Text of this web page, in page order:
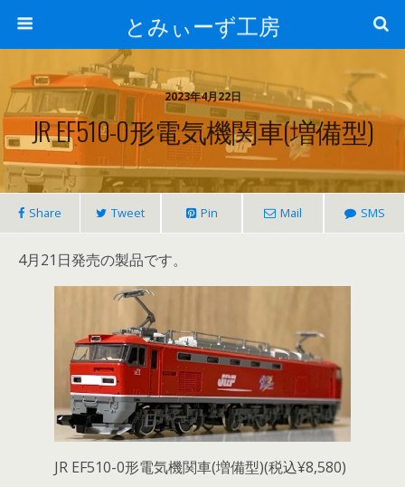
とみぃーず工房
2023年4月22日
JR EF510-0形電気機関車(増備型)
Share Tweet Pin Mail SMS
4月21日発売の製品です。
JR EF510-0形電気機関車(増備型)(税込¥8,580)